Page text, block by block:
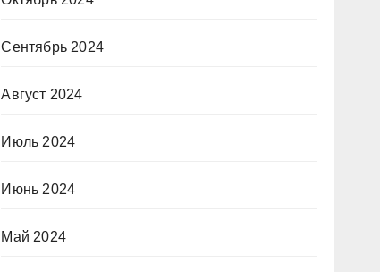
Сентябрь 2024
Август 2024
Июль 2024
Июнь 2024
Май 2024